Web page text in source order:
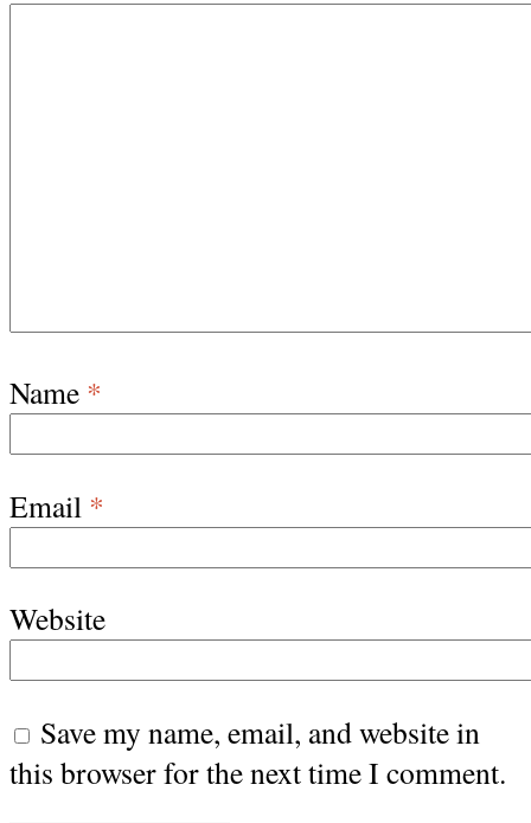
Name *
Email *
Website
Save my name, email, and website in
this browser for the next time I comment.